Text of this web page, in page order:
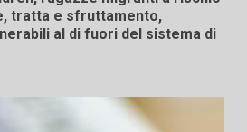
tratta e sfruttamento,
al di fuori del sistema di